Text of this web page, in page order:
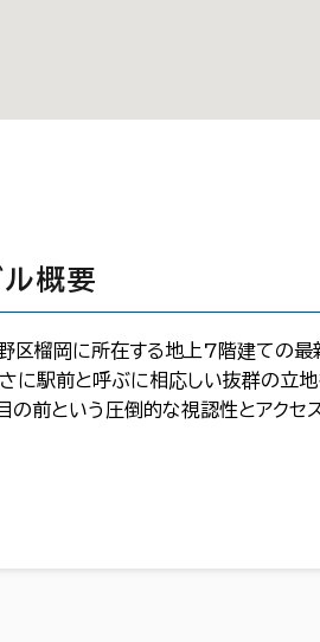
概要
区榴岡に所在する地上7階建ての最
に駅前と呼ぶに相応しい抜群の立
の前という圧倒的な視認性とアク